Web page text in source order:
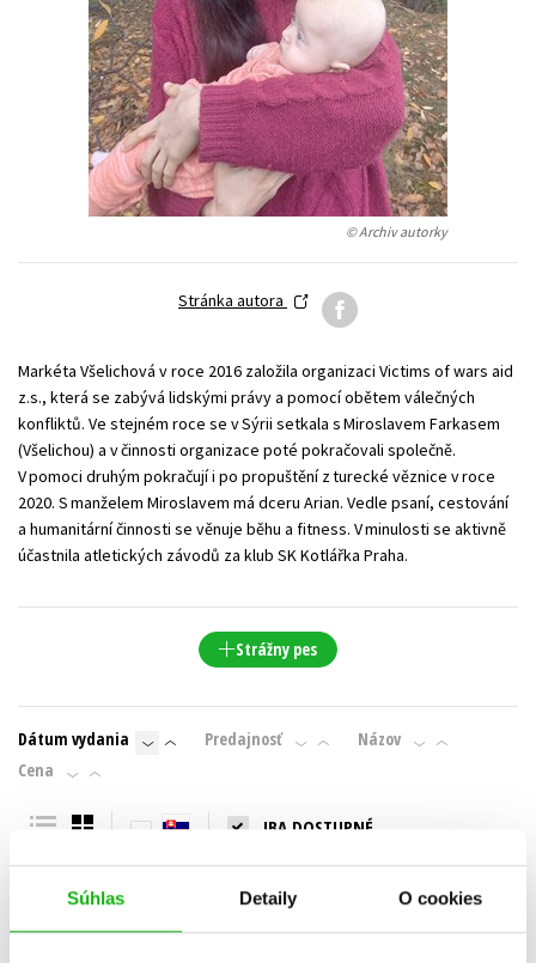
Súhlas Detaily O cookies
Technické vedy
Učebnice
Umenie a kultúra
Výchova a pedagogika
Young adult
Young adult (SK)
Zdravie a životný štýl
Všetky tituly
© Archiv autorky
Stránka autora
Markéta Všelichová v roce 2016 založila organizaci Victims of wars aid
z.s., která se zabývá lidskými právy a pomocí obětem válečných
konfliktů. Ve stejném roce se v Sýrii setkala s Miroslavem Farkasem
(Všelichou) a v činnosti organizace poté pokračovali společně.
V pomoci druhým pokračují i po propuštění z turecké věznice v roce
2020. S manželem Miroslavem má dceru Arian. Vedle psaní, cestování
a humanitární činnosti se věnuje běhu a fitness. V minulosti se aktivně
účastnila atletických závodů za klub SK Kotlářka Praha.
Strážny pes
Dátum vydania Predajnosť
Názov
Cena
IBA DOSTUPNÉ